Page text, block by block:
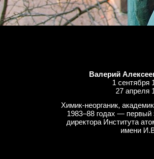
Валерий
1 сентября
27 апреля
Химик-неорганик,
1983–88 годах — первый
директора Института
имени